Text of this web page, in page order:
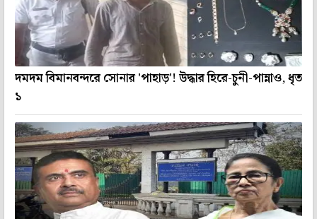
দমদম বিমানবন্দরে সোনার 'পাহাড়'! উদ্ধার হিরে-চুনী-পান্নাও, ধৃত
১